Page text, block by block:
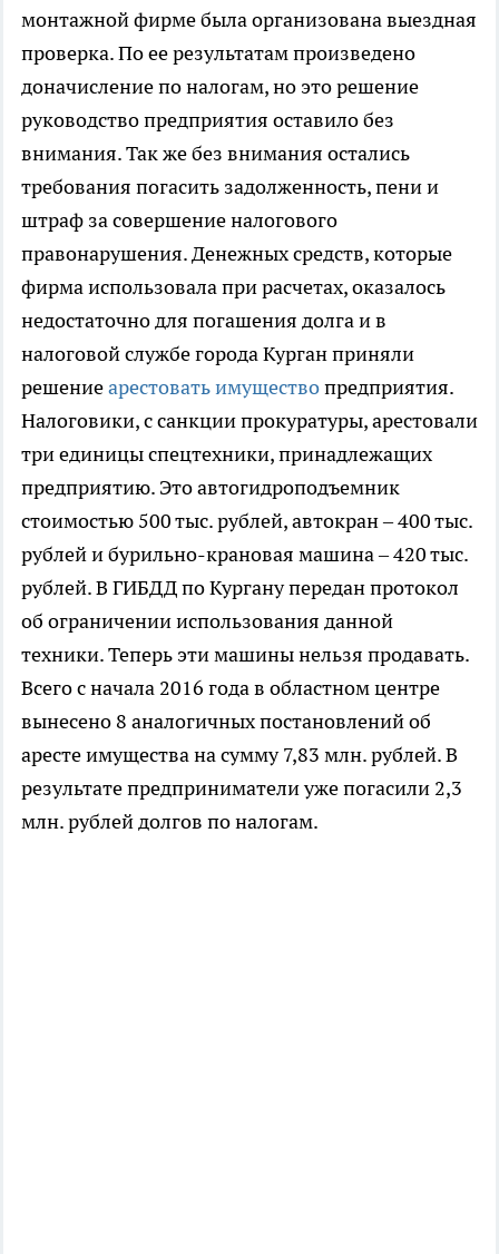
монтажной фирме была организована выездная
проверка. По ее результатам произведено
доначисление по налогам, но это решение
руководство предприятия оставило без
внимания. Так же без внимания остались
требования погасить задолженность, пени и
штраф за совершение налогового
правонарушения. Денежных средств, которые
фирма использовала при расчетах, оказалось
недостаточно для погашения долга и в
налоговой службе города Курган приняли
решениеарестовать имуществопредприятия.
Налоговики, с санкции прокуратуры, арестовали
три единицы спецтехники, принадлежащих
предприятию. Это автогидроподъемник
стоимостью 500 тыс. рублей, автокран – 400 тыс.
рублей и бурильно-крановая машина – 420 тыс.
рублей. В ГИБДД по Кургану передан протокол
об ограничении использования данной
техники. Теперь эти машины нельзя продавать.
Всего с начала 2016 года в областном центре
вынесено 8 аналогичных постановлений об
аресте имущества на сумму 7,83 млн. рублей. В
результате предприниматели уже погасили 2,3
млн. рублей долгов по налогам.